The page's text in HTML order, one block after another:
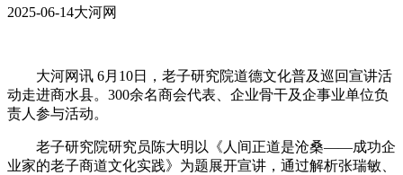
2025-06-14大河网
大河网讯 6月10日，老子研究院道德文化普及巡回宣讲活
动走进商水县。300余名商会代表、企业骨干及企事业单位负
责人参与活动。
老子研究院研究员陈大明以《人间正道是沧桑——成功企
业家的老子商道文化实践》为题展开宣讲，通过解析张瑞敏、